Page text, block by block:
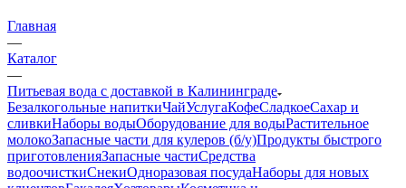
Главная
—
Каталог
—
Питьевая вода с доставкой в Калининграде
Безалкогольные напиткиЧайУслугаКофеСладкоеСахар и
сливкиНаборы водыОборудование для водыРастительное
молокоЗапасные части для кулеров (б/у)Продукты быстрого
приготовленияЗапасные частиСредства
водоочисткиСнекиОдноразовая посудаНаборы для новых